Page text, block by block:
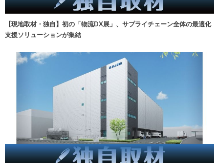
【現地取材・独自】初の「物流DX展」、サプライチェーン全体の最適化
支援ソリューションが集結